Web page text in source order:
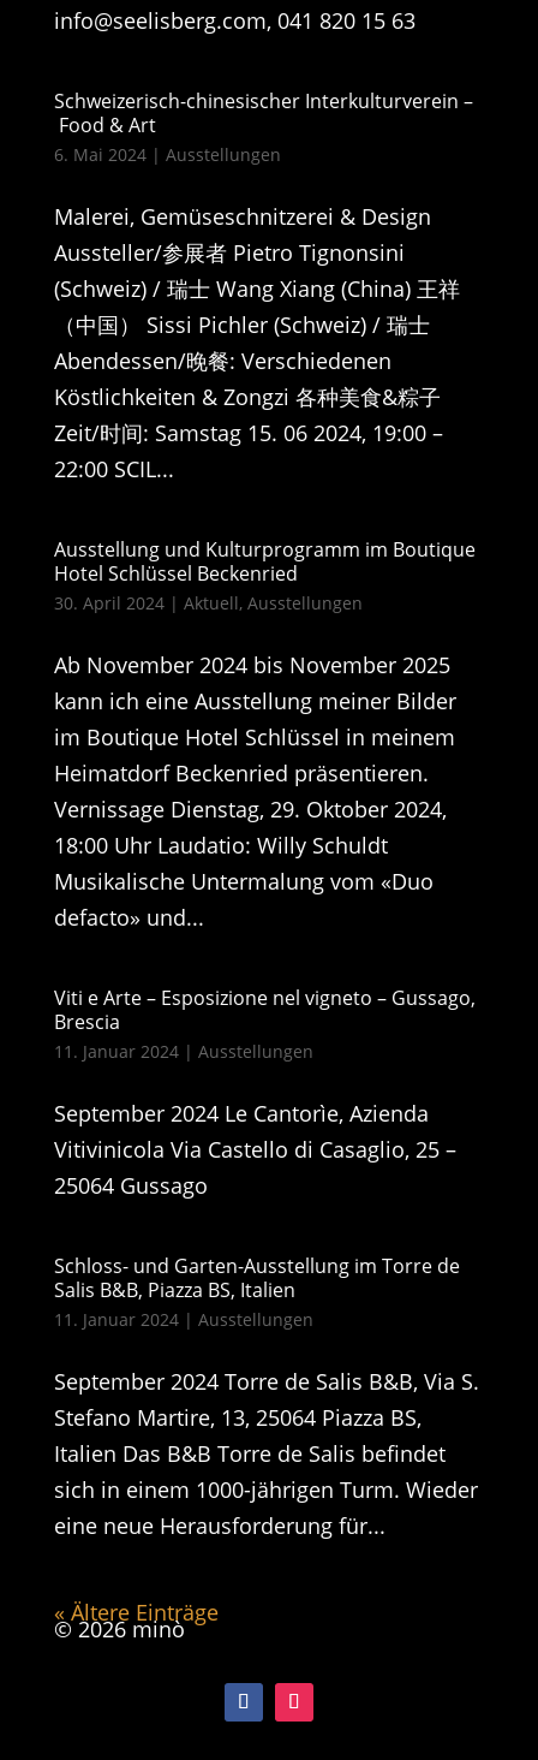
info@seelisberg.com, 041 820 15 63
Schweizerisch-chinesischer Interkulturverein –
Food & Art
6. Mai 2024| Ausstellungen
Malerei, Gemüseschnitzerei & Design
Aussteller/参展者 Pietro Tignonsini
(Schweiz) / 瑞士 Wang Xiang (China) 王祥
（中国） Sissi Pichler (Schweiz) / 瑞士
Abendessen/晚餐: Verschiedenen
Köstlichkeiten & Zongzi 各种美食&粽子
Zeit/时间: Samstag 15. 06 2024, 19:00 –
22:00 SCIL...
Ausstellung und Kulturprogramm im Boutique
Hotel Schlüssel Beckenried
30. April 2024| Aktuell, Ausstellungen
Ab November 2024 bis November 2025
kann ich eine Ausstellung meiner Bilder
im Boutique Hotel Schlüssel in meinem
Heimatdorf Beckenried präsentieren.
Vernissage Dienstag, 29. Oktober 2024,
18:00 Uhr Laudatio: Willy Schuldt
Musikalische Untermalung vom «Duo
defacto» und...
Viti e Arte – Esposizione nel vigneto – Gussago,
Brescia
11. Januar 2024| Ausstellungen
September 2024 Le Cantorìe, Azienda
Vitivinicola Via Castello di Casaglio, 25 –
25064 Gussago
Schloss- und Garten-Ausstellung im Torre de
Salis B&B, Piazza BS, Italien
11. Januar 2024| Ausstellungen
September 2024 Torre de Salis B&B, Via S.
Stefano Martire, 13, 25064 Piazza BS,
Italien Das B&B Torre de Salis befindet
sich in einem 1000-jährigen Turm. Wieder
eine neue Herausforderung für...
« Ältere Einträge
© 2026 minò